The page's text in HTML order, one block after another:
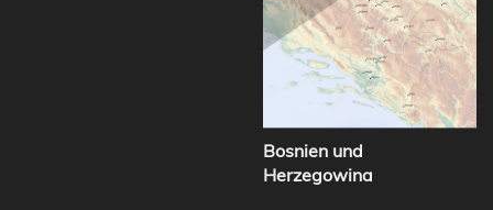
Bosnien und
Herzegowina